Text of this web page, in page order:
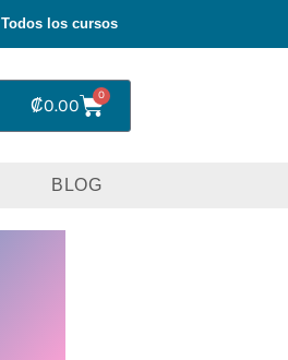
Todos los cursos
₡0.00 0
BLOG